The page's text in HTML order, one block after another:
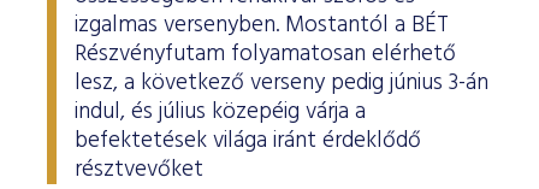
izgalmas versenyben. Mostantól a BÉT
Részvényfutam folyamatosan elérhető
lesz, a következő verseny pedig június 3-án
indul, és július közepéig várja a
befektetések világa iránt érdeklődő
résztvevőket